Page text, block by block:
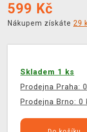
599 Kč
Nákupem získáte 29
Skladem 1 ks
Prodejna Praha:
Prodejna Brno: